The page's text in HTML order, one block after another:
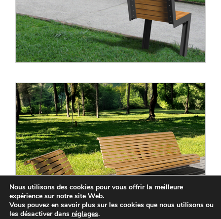
Nous utilisons des cookies pour vous offrir la meilleure
expérience sur notre site Web.
Vous pouvez en savoir plus sur les cookies que nous utilisons ou
les désactiver dans réglages.